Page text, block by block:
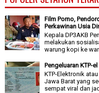
Film Porno,
Perkawinan Usia
Kepala DP3AKB
melakukan
warung kopi ke
Pengeluaran KTP-
KTP-Elektronik
Jawa Barat yang
sempat viral dan